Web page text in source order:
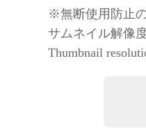
※無断使用防止の
サムネイル解像
Thumbnail